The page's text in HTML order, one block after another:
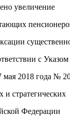
увеличение
с Указом
мая 2018 года №
стратегических
Федерации